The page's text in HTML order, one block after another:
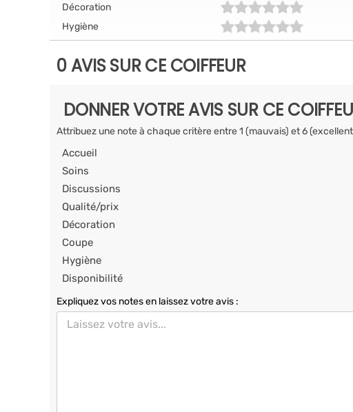
Décoration
Hygiène
0 AVIS SUR CE COIFFEUR
DONNER VOTRE AVIS SUR CE
Attribuez une note à chaque critère entre 1 (mauvais) et 6
Accueil
Soins
Discussions
Qualité/prix
Décoration
Coupe
Hygiène
Disponibilité
Expliquez vos notes en laissez votre avis :